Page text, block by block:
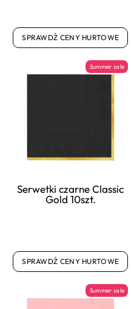
SPRAWDŹ CENY HURTOWE
Summer sale
Serwetki czarne Classic
Gold 10szt.
SPRAWDŹ CENY HURTOWE
Summer sale